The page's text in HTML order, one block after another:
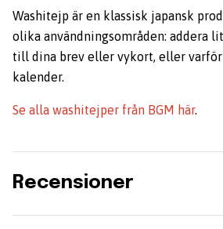
Washitejp är en klassisk japansk
olika användningsområden: addera
till dina brev eller vykort, eller
kalender.
Se alla washitejper från BGM här.
Recensioner